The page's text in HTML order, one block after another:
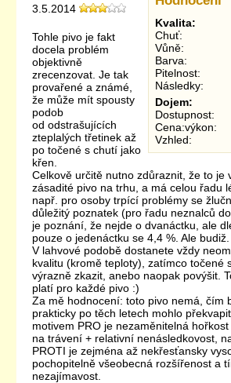
Kvalita:
Chuť:
Vůně:
Barva:
Pitelnost:
Následky:
Dojem:
Dostupnost:
Cena:výkon:
Vzhled:
3.5.2014
Tohle pivo je fakt
docela problém
objektivně
zrecenzovat. Je tak
provařené a známé,
že může mít spousty
podob
od odstrašujících
zteplalých třetinek až
po točené s chutí jako
křen.
Celkově určitě nutno zdůraznit, že to je
zásadité pivo na trhu, a má celou řadu
např. pro osoby trpící problémy se
důležitý poznatek (pro řadu neznalců
je poznání, že nejde o dvanáctku, ale
pouze o jedenáctku se 4,4 %. Ale budiž.
V lahvové podobě dostanete vždy
kvalitu (kromě teploty), zatímco točené
výrazně zkazit, anebo naopak povýšit.
platí pro každé pivo :)
Za mě hodnocení: toto pivo nemá, čím
prakticky po těch letech mohlo
motivem PRO je nezaměnitelná
na trávení + relativní nenásledkovost,
PROTI je zejména až nekřesťansky
pochopitelně všeobecná rozšířenost a
nezajímavost.